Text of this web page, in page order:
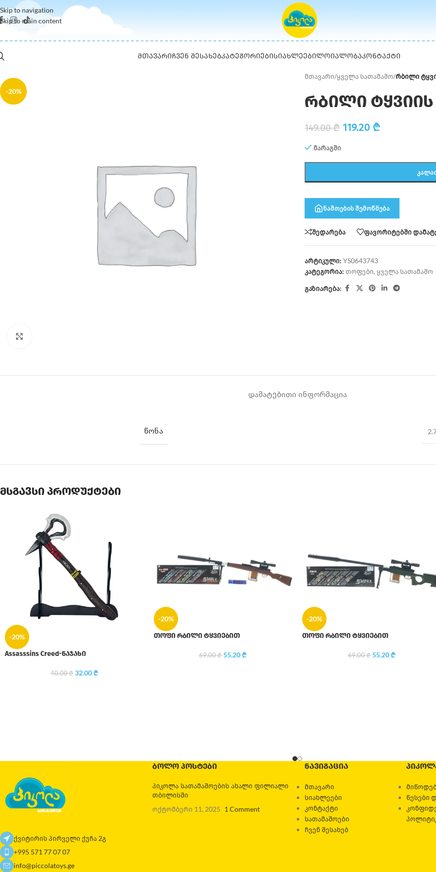
Skip to navigation
Skip to main content
ᲛᲗᲐᲕᲐᲠᲘᲩᲕᲔᲜ ᲨᲔᲡᲐᲮᲔᲑᲙᲐᲢᲔᲒᲝᲠᲘᲔᲑᲘᲡᲘᲐᲮᲚᲔᲔᲑᲘᲚᲝᲘᲐᲚᲝᲑᲐᲙᲝᲜᲢᲐᲥᲢᲘ
-20%
მთავარი/ყველა სათამაშო/რბილი
რბილი
149.00₾ 119.20 ₾
მარაგში
ნაშთების შემოწმება
შედარება ფავორიტებში
არტიკული: YS0643743
კატეგორია: თოფები, ყველა სათამაშო
გაზიარება:
ᲓᲐᲛᲐᲢᲔᲑᲘᲗᲘ ᲘᲜᲤᲝᲠᲛᲐᲪᲘᲐ
ᲬᲝᲜᲐ
მსგავსი პროდუქტები
-20%
Assasssins Creed-ნაჯახი
40.00₾ 32.00₾
-20%
თოფი რბილი ტყვიებით
69.00₾ 55.20₾
-20%
თოფი რბილი ტყვიებით
69.00₾ 55.20₾
ქვიტირის პირველი ქუჩა 2გ
+995 571 77 07 07
info@piccolatoys.ge
ᲑᲝᲚᲝ ᲞᲝᲡᲢᲔᲑᲘ
პიკოლა სათამაშოების ახალი ფილიალი
თბილისში
ოქტომბერი 11, 2025 1 Comment
ᲜᲐᲕᲘᲒᲐᲪᲘᲐ
მთავარი
სიახლეები
კონტაქტი
სათამაშოები
ჩვენ შესახებ
წესები